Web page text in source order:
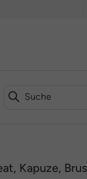
Kapuze,